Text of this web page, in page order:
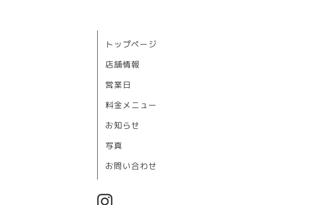
トップページ
店舗情報
営業日
料金メニュー
お知らせ
写真
お問い合わせ